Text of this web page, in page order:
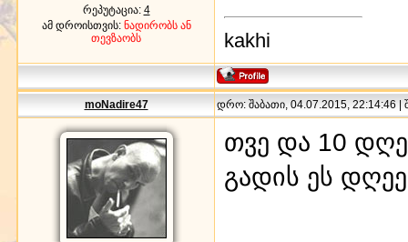
რეპუტაცია: 4
ამ დროისთვის: ნადირობს ან
თევზაობს
kakhi
moNadire47 დრო: შაბათი, 04.07.2015, 22:14:46 |
თვე და 10
გადის ეს